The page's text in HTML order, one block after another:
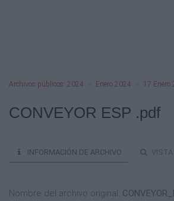
Archivos públicos: 2024 Enero 2024 17 Enero
CONVEYOR ESP .pdf
INFORMACIÓN DE ARCHIVO VISTA
Nombre del archivo original: